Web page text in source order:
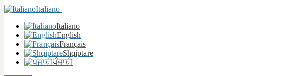
Italiano
Italiano
English
Français
Shqiptare
ਪੰਜਾਬੀ